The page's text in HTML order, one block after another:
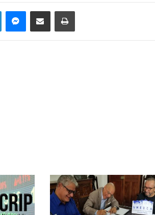
LinkedInMessengerCompartir por correo electrónicoImprimir